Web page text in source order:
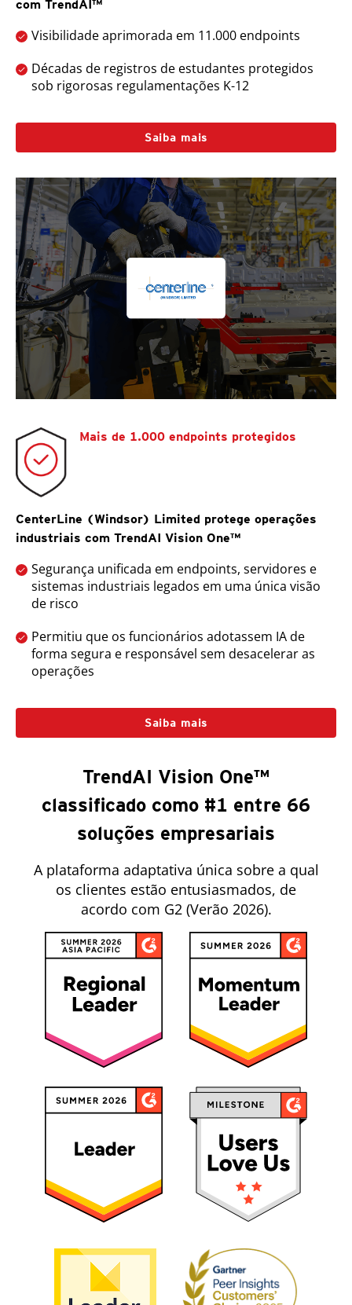
com TrendAI™
Visibilidade aprimorada em 11.000 endpoints
Décadas de registros de estudantes protegidos
sob rigorosas regulamentações K-12
Saiba mais
Mais de 1.000 endpoints protegidos
CenterLine (Windsor) Limited protege operações
industriais com TrendAI Vision One™
Segurança unificada em endpoints, servidores e
sistemas industriais legados em uma única visão
de risco
Permitiu que os funcionários adotassem IA de
forma segura e responsável sem desacelerar as
operações
Saiba mais
TrendAI Vision One™
classificado como #1 entre 66
soluções empresariais
A plataforma adaptativa única sobre a qual
os clientes estão entusiasmados, de
acordo com G2 (Verão 2026).